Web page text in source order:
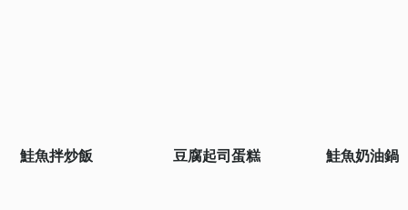
鮭魚拌炒飯 豆腐起司蛋糕 鮭魚奶油鍋